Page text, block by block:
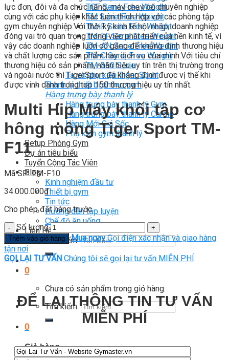
TGF Serie Free Weight
TM Serie Free Weight
TM-F Serie Free Weight
TM-FF Serie Free Weight
TM-AN Serie Free Weight
TM-C Serie Free Weight
TM-360 Serie
Tạ và phụ kiện Tiger Sport
Thanh lý thiết bị phòng gym
Hàng trưng bày thanh lý
Hàng trưng bày thanh lý Gym
Hàng trưng bày thanh lý Cardio
Hàng Mới Giá Sốc
Phụ kiện gym thanh lý
Setup Phòng Gym
Dự án tiêu biểu
Tuyển Cộng Tác Viên
Blog
Kinh nghiệm đầu tư
Thiết bị gym
Tin tức
Hướng dẫn tập luyện
Chế độ ăn uống
Liên Hệ
Tìm kiếm:
0
Chưa có sản phẩm trong giỏ hàng.
Tìm kiếm:
0
Giỏ hàng
lực đơn, đôi và đa chức năng, máy chạy bộ chuyên nghiệp
cùng với các phụ kiện khác luôn thích hợp với các phòng tập
gym chuyên nghiệp.Với thời kỳ kinh tế hội nhập, doanh nghiệp
đóng vai trò quan trọng trong việc phát triển của nền kinh tế, vì
vậy các doanh nghiệp luôn cố gắng để khẳng định thương hiệu
và chất lượng các sản phẩm hay dịch vụ của mình.Với tiêu chí
thương hiệu có sản phẩm, nhãn hiệu uy tín trên thị trường trong
và ngoài nước thì TigerSport đã khẳng định được vị thế khi
được vinh danh trong top 150 thương hiệu uy tín nhất.
Multi Hip Máy khối tập cơ
hông mông Tiger Sport TM-
F11
Mã SP: TM-F10
34.000.000₫
Cho phép đặt hàng trước
Số lượng
Thêm vào giỏ hàng Mua ngay Gọi điện xác nhận và giao hàng
tận nơi
GỌI LẠI TƯ VẤN Chúng tôi sẽ gọi lại tư vấn MIỄN PHÍ
ĐỂ LẠI THÔNG TIN TƯ VẤN
MIỄN PHÍ